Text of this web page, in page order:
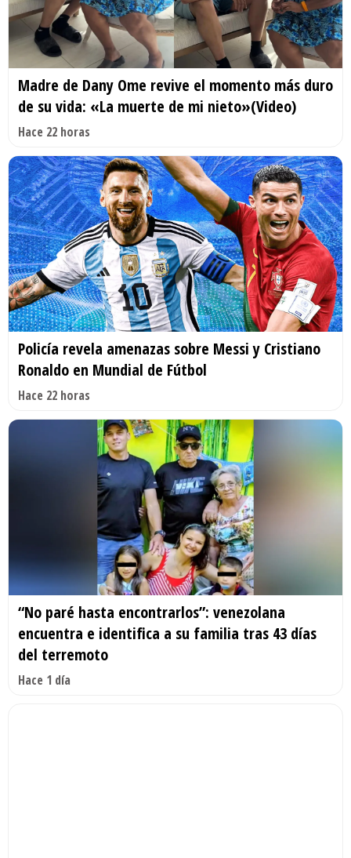
Madre de Dany Ome revive el momento más duro
de su vida: «La muerte de mi nieto»(Video)
Hace 22 horas
Policía revela amenazas sobre Messi y Cristiano
Ronaldo en Mundial de Fútbol
Hace 22 horas
“No paré hasta encontrarlos”: venezolana
encuentra e identifica a su familia tras 43 días
del terremoto
Hace 1 día